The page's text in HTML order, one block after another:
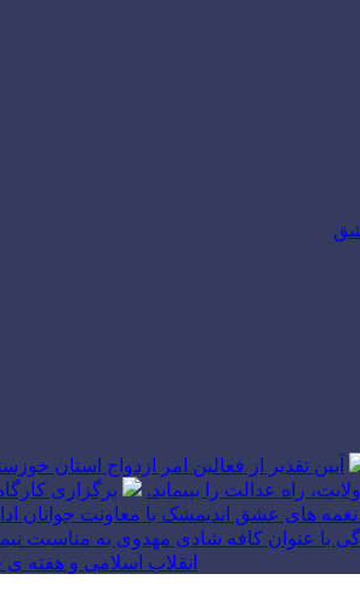
آیین تقدیر از فعالین امر ازدواج استان
راه عدالت را بپیماید.
برگزاری
های عشق اندیمشک با معاونت جوانان
با عنوان کافه شادی مهدوی به مناسبت
انقلاب اسلامی و هفته